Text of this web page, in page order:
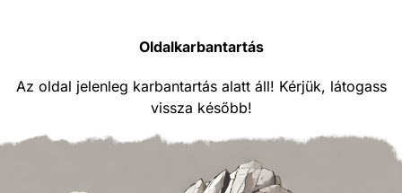
Oldalkarbantartás
Az oldal jelenleg karbantartás alatt áll! Kérjük, látogass
vissza később!